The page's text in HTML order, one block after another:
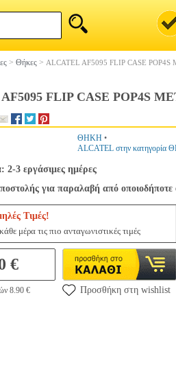
> Θήκες > ALCATEL AF5095 FLIP CASE POP4S
FLIP CASE POP4S
ΘΗΚΗ •
ALCATEL στην κατηγορία
2-3 εργάσιμες ημέρες
για παραλαβή από
Τιμές!
μέρα τις πιο ανταγωνιστικές τιμές
€
8.90 € Προσθήκη στη wishlist